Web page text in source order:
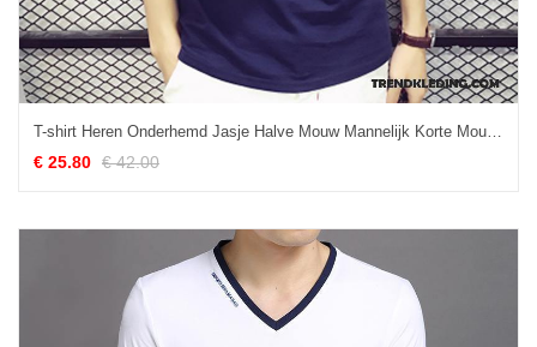
T-shirt Heren Onderhemd Jasje Halve Mouw Mannelijk Korte Mouw Trend Hemelsblauw
€ 25.80 € 42.00